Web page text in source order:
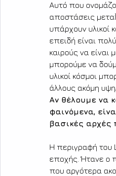
Αυτό που
αποστάσεις
υπάρχουν υλικοί
επειδή είναι
καιρούς να
μπορούμε να
υλικοί κόσμοι
άλλους ακόμη
Αν θέλουμε να
φαινόμενα,
βασικές αρχές
Η περιγραφή του
εποχής. Ήτανε ο
που αργότερα